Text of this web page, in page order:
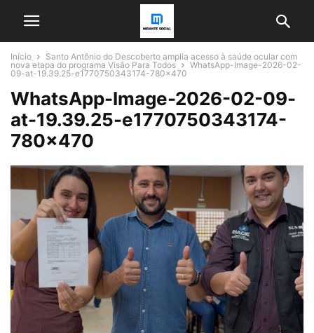
Início
Santo Antônio do Descoberto amplia acesso à saúde ocular com
nova etapa do programa Visão Para Todos
WhatsApp-Image-2026-02-
09-at-19.39.25-e1770750343174-780x470
WhatsApp-Image-2026-02-09-
at-19.39.25-e1770750343174-
780×470